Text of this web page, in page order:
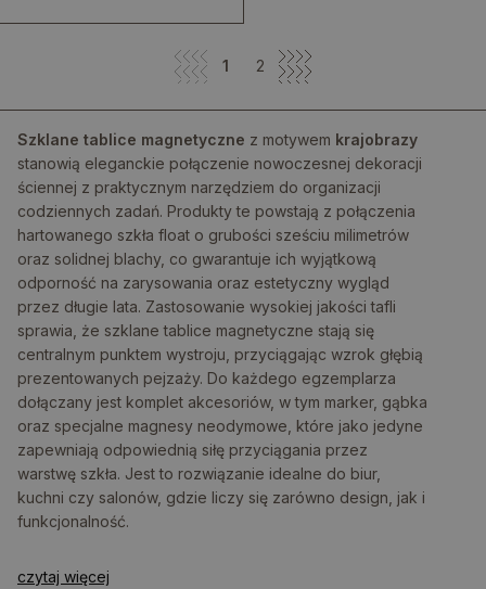
1 2
Szklane tablice magnetyczne z motywem krajobrazy
stanowią eleganckie połączenie nowoczesnej dekoracji
ściennej z praktycznym narzędziem do organizacji
codziennych zadań. Produkty te powstają z połączenia
hartowanego szkła float o grubości sześciu milimetrów
oraz solidnej blachy, co gwarantuje ich wyjątkową
odporność na zarysowania oraz estetyczny wygląd
przez długie lata. Zastosowanie wysokiej jakości tafli
sprawia, że szklane tablice magnetyczne stają się
centralnym punktem wystroju, przyciągając wzrok głębią
prezentowanych pejzaży. Do każdego egzemplarza
dołączany jest komplet akcesoriów, w tym marker, gąbka
oraz specjalne magnesy neodymowe, które jako jedyne
zapewniają odpowiednią siłę przyciągania przez
warstwę szkła. Jest to rozwiązanie idealne do biur,
kuchni czy salonów, gdzie liczy się zarówno design, jak i
funkcjonalność.
czytaj więcej